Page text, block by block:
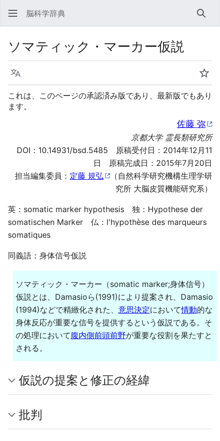
脳科学辞典 検索
ソマティック・マーカー仮説
言語
ウ
これは、このページの承認済み版であり、最新版でもあり
ます。
佐藤 弥
京都大学 霊長類研究所
DOI： 10.14931/bsd.5485 原稿受付日：2014年12月11
日 原稿完成日：2015年7月20日
担当編集委員： 定藤 規弘
（自然科学研究機構生理学研
究所 大脳皮質機能研究系）
英：somatic marker hypothesis 独：Hypothese der
somatischen Marker 仏：l'hypothèse des marqueurs
somatiques
同義語：身体信号仮説
ソマティック・マーカー（somatic marker;身体信号）
仮説とは、Damasioら(1991)により提案され、Damasio
(1994)などで精緻化された、 意思決定において情動的な
身体反応が重要な信号を提供するという仮説である。そ
の処理において腹内側前頭前野が重要な役割を果たすと
される。
仮説の提案と修正の経緯
批判